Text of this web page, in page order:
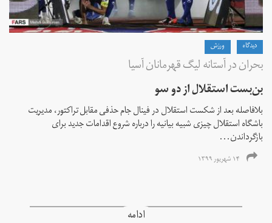
دیدگاه ورزش
بحران در آستانه لیگ قهرمانان آسیا
بن‌بست استقلال از دو سو
بلافاصله بعد از شکست استقلال در فینال جام حذفی مقابل تراکتور، مدیریت
باشگاه استقلال چیزی شبیه بیانیه را درباره شروع اقدامات جدید برای
بازگرداندن...
۱۴ شهریور ۱۳۹۹
ادامه